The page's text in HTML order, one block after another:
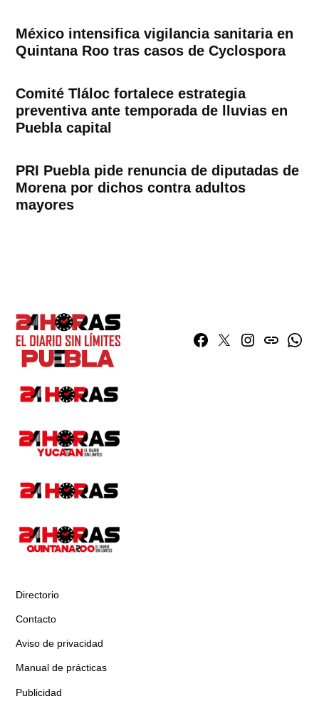
México intensifica vigilancia sanitaria en
Quintana Roo tras casos de Cyclospora
Comité Tláloc fortalece estrategia
preventiva ante temporada de lluvias en
Puebla capital
PRI Puebla pide renuncia de diputadas de
Morena por dichos contra adultos
mayores
Facebook
TwitterInstagram
issuu
Directorio
Contacto
Aviso de privacidad
Manual de prácticas
Publicidad